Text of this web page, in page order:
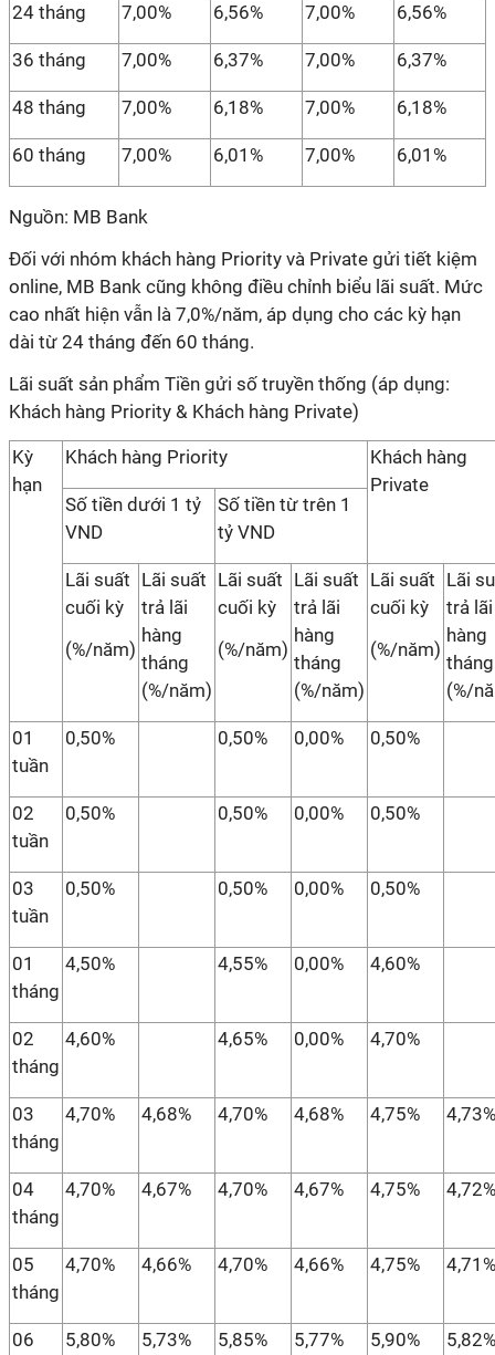
24 tháng 7,00% 6,56% 7,00% 6,56%
36 tháng 7,00% 6,37% 7,00% 6,37%
48 tháng 7,00% 6,18% 7,00% 6,18%
60 tháng 7,00% 6,01% 7,00% 6,01%
Nguồn: MB Bank
Đối với nhóm khách hàng Priority và Private gửi tiết kiệm
online, MB Bank cũng không điều chỉnh biểu lãi suất. Mức
cao nhất hiện vẫn là 7,0%/năm, áp dụng cho các kỳ hạn
dài từ 24 tháng đến 60 tháng.
Lãi suất sản phẩm Tiền gửi số truyền thống (áp dụng:
Khách hàng Priority & Khách hàng Private)
Kỳ
hạn
Khách hàng Priority
Khách hàng
Private
Số tiền dưới 1 tỷ
VND
Số tiền từ trên 1
tỷ VND
Lãi suất
cuối kỳ
(%/năm)
Lãi suất
trả lãi
hàng
tháng
(%/năm)
Lãi suất
cuối kỳ
(%/năm)
Lãi suất
trả lãi
hàng
tháng
(%/năm)
Lãi suất
cuối kỳ
(%/năm)
Lãi
trả lãi
hàng
tháng
(%/
01
tuần
0,50% 0,50% 0,00% 0,50%
02
tuần
0,50% 0,50% 0,00% 0,50%
03
tuần
0,50% 0,50% 0,00% 0,50%
01
tháng
4,50% 4,55% 0,00% 4,60%
02
tháng
4,60% 4,65% 0,00% 4,70%
03
tháng
4,70% 4,68% 4,70% 4,68% 4,75% 4,73%
04
tháng
4,70% 4,67% 4,70% 4,67% 4,75% 4,72%
05
tháng
4,70% 4,66% 4,70% 4,66% 4,75% 4,71%
06
5,80% 5,73% 5,85% 5,77% 5,90% 5,82%